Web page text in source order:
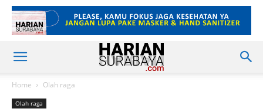
Home Olah raga
Olah raga